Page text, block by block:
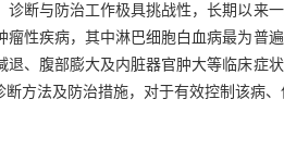
断与防治工作极具挑战性，长期以来
性疾病，其中淋巴细胞白血病最为普
、腹部膨大及内脏器官肿大等临床症
方法及防治措施，对于有效控制该病、